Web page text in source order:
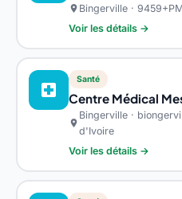
location_on Bingerville ·
Voir les détails →
local_hospital
Santé
Centre Médical
location_on
Bingerville ·
d'Ivoire
Voir les détails →